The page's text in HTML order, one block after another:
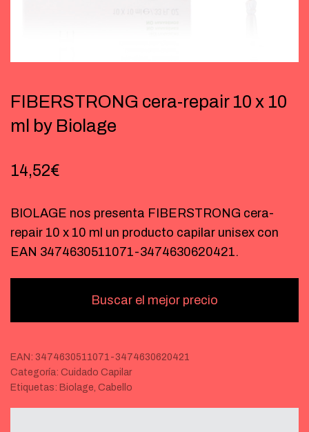
FIBERSTRONG cera-repair 10 x 10
ml by Biolage
14,52€
BIOLAGE nos presenta FIBERSTRONG cera-
repair 10 x 10 ml un producto capilar unisex con
EAN 3474630511071-3474630620421.
Buscar el mejor precio
EAN: 3474630511071-3474630620421
Categoría: Cuidado Capilar
Etiquetas: Biolage, Cabello